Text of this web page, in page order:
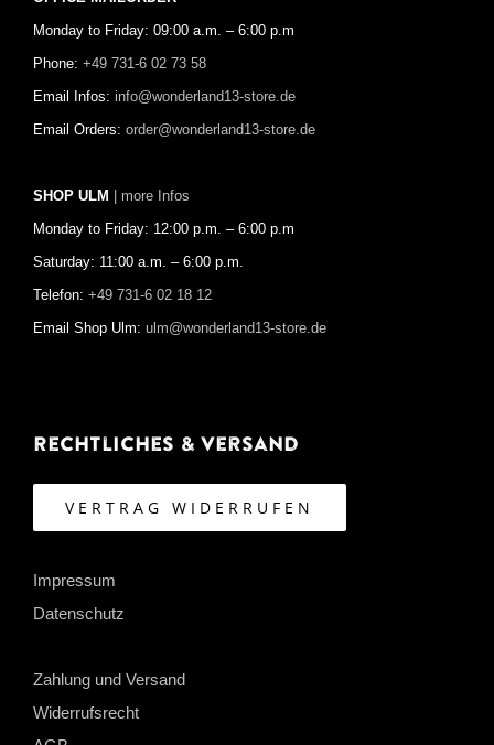
Monday to Friday: 09:00 a.m. – 6:00 p.m
Phone: +49 731-6 02 73 58
Email Infos: info@wonderland13-store.de
Email Orders: order@wonderland13-store.de
SHOP ULM | more Infos
Monday to Friday: 12:00 p.m. – 6:00 p.m
Saturday: 11:00 a.m. – 6:00 p.m.
Telefon: +49 731-6 02 18 12
Email Shop Ulm: ulm@wonderland13-store.de
Rechtliches & Versand
VERTRAG WIDERRUFEN
Impressum
Datenschutz
Zahlung und Versand
Widerrufsrecht